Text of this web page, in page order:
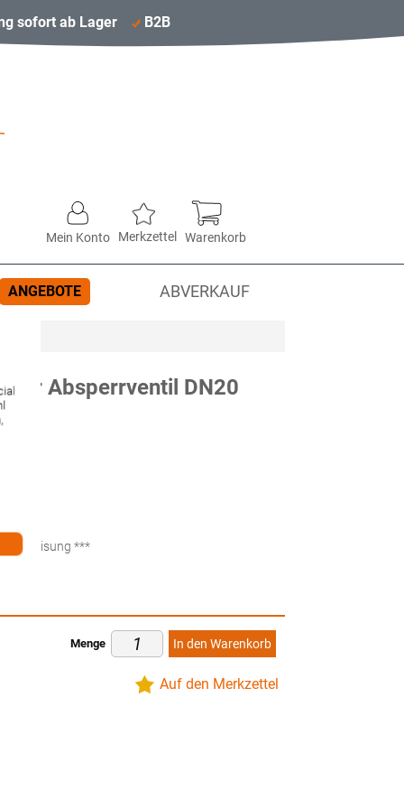
sofort ab Lager B2B
Mein Konto Merkzettel Warenkorb
ANGEBOTE ABVERKAUF
Absperrventil DN20
***
Menge In den Warenkorb
Auf den Merkzettel